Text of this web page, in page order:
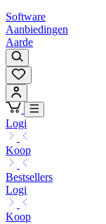
Software
Aanbiedingen
Aarde
Logi
Koop
Bestsellers
Logi
Koop